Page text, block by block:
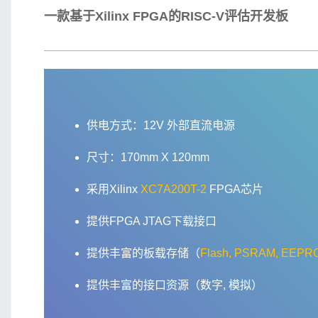
一款基于Xilinx FPGA的RISC-V评估开发板
供电方式：12V 外部直流电源
尺寸：170mm X 120mm
采用Xilinx XC7A200T-2 FPGA芯片
提供FPGA JTAG下载接口
提供丰富的板载存储（Flash, PSRAM,
提供丰富的接口资源（数字, 模拟）